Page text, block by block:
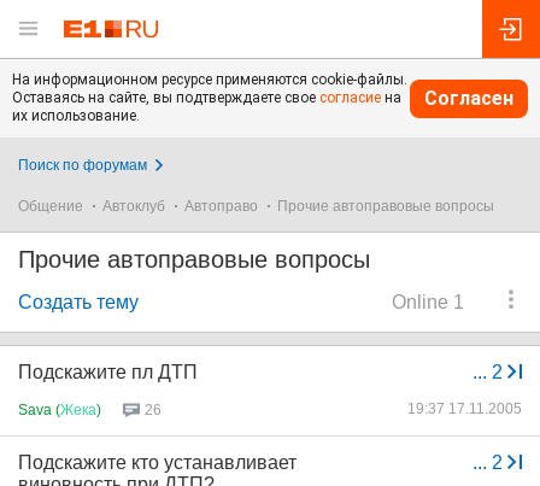
На информационном ресурсе применяются cookie-файлы.
Оставаясь на сайте, вы подтверждаете свое согласие на
их использование.
Согласен
Поиск по форумам
Общение Автоклуб Автоправо Прочие автоправовые вопросы
Прочие автоправовые вопросы
Online 1
Создать тему
... 2
Подскажите пл ДТП
Sava (Жека) 26 19:37 17.11.2005
... 2
Подскажите кто устанавливает